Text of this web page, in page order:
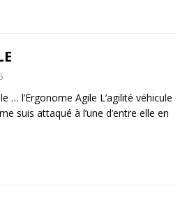
… l’Ergonome Agile L’agilité véhicule
suis attaqué à l’une d’entre elle en